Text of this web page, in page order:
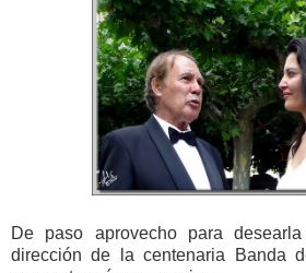
De paso aprovecho para
dirección de la centenaria Banda